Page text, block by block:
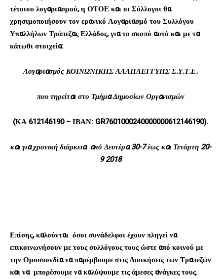
τέτοιου λογαριασμού, η ΟΤΟΕ και οι Σύλλογοι θα
χρησιμοποιήσουν τον ερανικό Λογαριασμό του Συλλόγου
Υπαλλήλων Τράπεζας Ελλάδος, για το σκοπό αυτό και με τα
κάτωθι στοιχεία:
Λογαριασμός ΚΟΙΝΩΝΙΚΗΣ ΑΛΛΗΛΕΓΓΥΗΣ Σ.Υ.Τ.Ε.
που τηρείται στο Τμήμα Δημοσίων Οργανισμών
(ΚΑ 612146190 – ΙΒΑΝ: GR7601000240000000612146190).
και για χρονική διάρκεια από Δευτέρα 30-7 έως και Τετάρτη 20-
9 2018
Επίσης, καλούνται όσοι συνάδελφοι έχουν πληγεί να
επικοινωνήσουν με τους συλλόγους τους ώστε από κοινού με
την Ομοσπονδία να παρέμβουμε στις Διοικήσεις των Τραπεζών
και να μπορέσουμε να καλύψουμε τις άμεσες ανάγκες τους.